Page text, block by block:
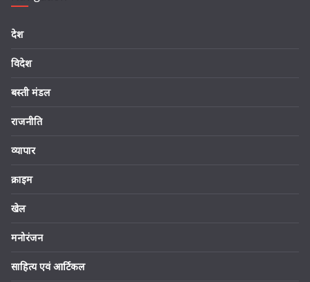
देश
विदेश
बस्ती मंडल
राजनीति
व्यापार
क्राइम
खेल
मनोरंजन
साहित्य एवं आर्टिकल